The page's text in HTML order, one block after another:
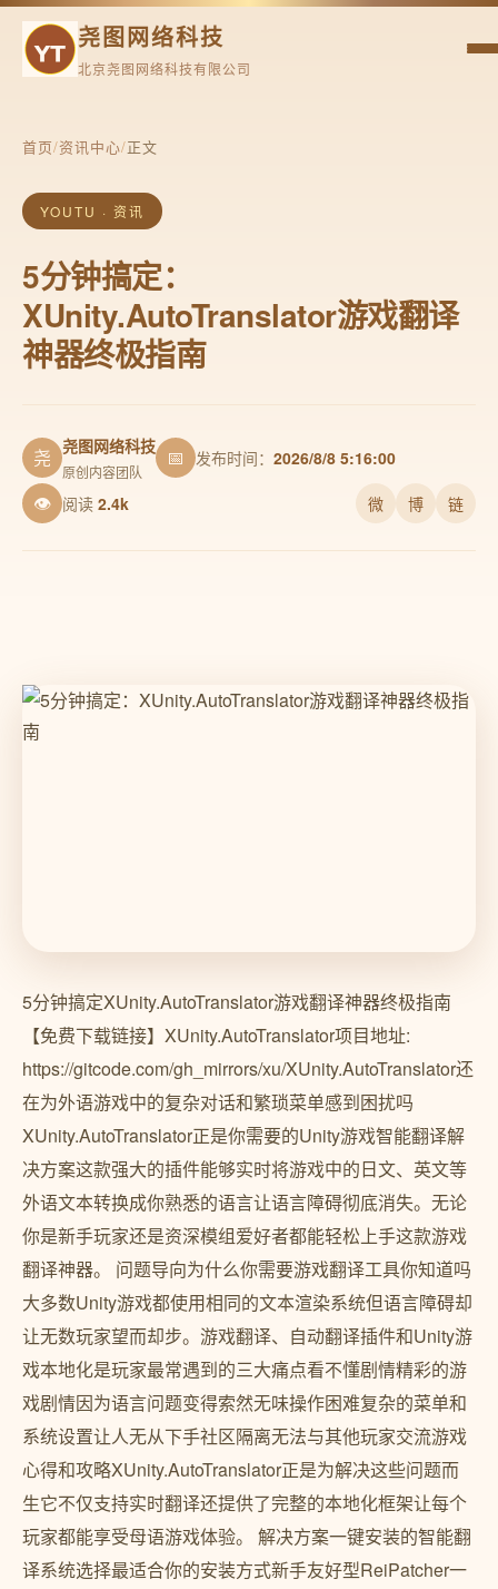
尧图网络科技
北京尧图网络科技有限公司
首页/资讯中心/正文
YOUTU · 资讯
5分钟搞定：
XUnity.AutoTranslator游戏翻译
神器终极指南
尧 尧图网络科技
原创内容团队
📅 发布时间： 2026/8/8 5:16:00
👁 阅读 2.4k 微 博 链
5分钟搞定XUnity.AutoTranslator游戏翻译神器终极指南
【免费下载链接】XUnity.AutoTranslator项目地址:
https://gitcode.com/gh_mirrors/xu/XUnity.AutoTranslator还
在为外语游戏中的复杂对话和繁琐菜单感到困扰吗
XUnity.AutoTranslator正是你需要的Unity游戏智能翻译解
决方案这款强大的插件能够实时将游戏中的日文、英文等
外语文本转换成你熟悉的语言让语言障碍彻底消失。无论
你是新手玩家还是资深模组爱好者都能轻松上手这款游戏
翻译神器。 问题导向为什么你需要游戏翻译工具你知道吗
大多数Unity游戏都使用相同的文本渲染系统但语言障碍却
让无数玩家望而却步。游戏翻译、自动翻译插件和Unity游
戏本地化是玩家最常遇到的三大痛点看不懂剧情精彩的游
戏剧情因为语言问题变得索然无味操作困难复杂的菜单和
系统设置让人无从下手社区隔离无法与其他玩家交流游戏
心得和攻略XUnity.AutoTranslator正是为解决这些问题而
生它不仅支持实时翻译还提供了完整的本地化框架让每个
玩家都能享受母语游戏体验。 解决方案一键安装的智能翻
译系统选择最适合你的安装方式新手友好型ReiPatcher一